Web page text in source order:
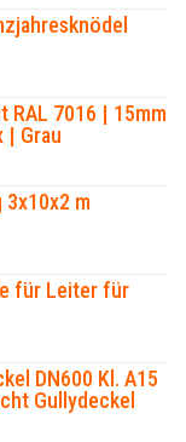
RAL 7016 | 15mm
| Grau
m
für Leiter für
DN600 Kl. A15
Gullydeckel